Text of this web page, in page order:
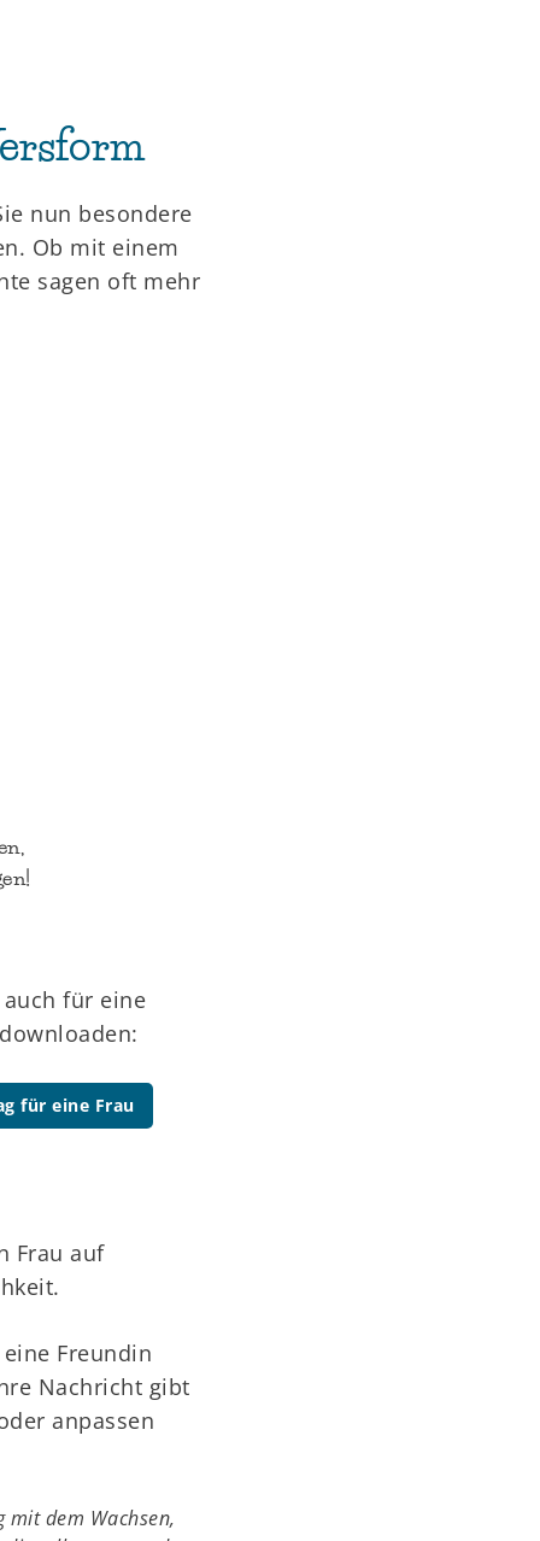
nun besondere
Ob mit einem
sagen oft mehr
für eine
für eine Frau
Frau auf
Freundin
Nachricht gibt
anpassen
mit dem Wachsen,